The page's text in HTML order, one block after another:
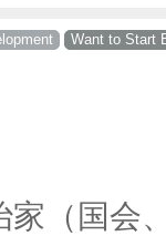
Want to Start
家（国会